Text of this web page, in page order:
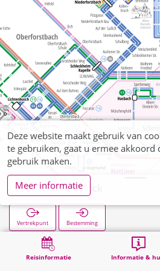
Reisinformatie Informatie &
Brand Vennblick
Vertrekpunt Bestemming
Zoekopracht
Deze website maakt gebruik van
te gebruiken, gaat u ermee akkoord
gebruik maken.
Meer informatie